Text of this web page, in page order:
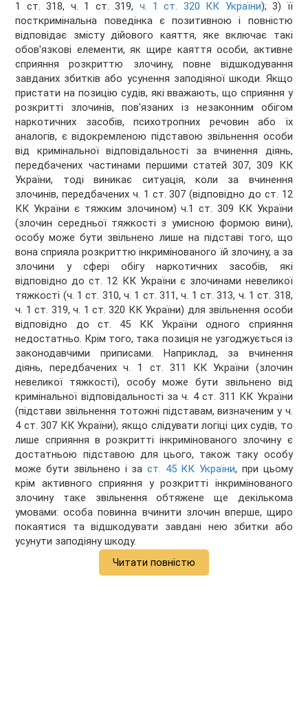
1 ст. 318, ч. 1 ст. 319, ч. 1 ст. 320 КК України); 3) її
посткримінальна поведінка є позитивною і повністю
відповідає змісту дійового каяття, яке включає такі
обов'язкові елементи, як щире каяття особи, активне
сприяння розкриттю злочину, повне відшкодування
завданих збитків або усунення заподіяної шкоди. Якщо
пристати на позицію судів, які вважають, що сприяння у
розкритті злочинів, пов'язаних із незаконним обігом
наркотичних засобів, психотропних речовин або їх
аналогів, є відокремленою підставою звільнення особи
від кримінальної відповідальності за вчинення діянь,
передбачених частинами першими статей 307, 309 КК
України, тоді виникає ситуація, коли за вчинення
злочинів, передбачених ч. 1 ст. 307 (відповідно до ст. 12
КК України є тяжким злочином) ч.1 ст. 309 КК України
(злочин середньої тяжкості з умисною формою вини),
особу може бути звільнено лише на підставі того, що
вона сприяла розкриттю інкримінованого їй злочину, а за
злочини у сфері обігу наркотичних засобів, які
відповідно до ст. 12 КК України є злочинами невеликої
тяжкості (ч. 1 ст. 310, ч. 1 ст. 311, ч. 1 ст. 313, ч. 1 ст. 318,
ч. 1 ст. 319, ч. 1 ст. 320 КК України) для звільнення особи
відповідно до ст. 45 КК України одного сприяння
недостатньо. Крім того, така позиція не узгоджується із
законодавчими приписами. Наприклад, за вчинення
діянь, передбачених ч. 1 ст. 311 КК України (злочин
невеликої тяжкості), особу може бути звільнено від
кримінальної відповідальності за ч. 4 ст. 311 КК України
(підстави звільнення тотожні підставам, визначеним у ч.
4 ст. 307 КК України), якщо слідувати логіці цих судів, то
лише сприяння в розкритті інкримінованого злочину є
достатньою підставою для цього, також таку особу
може бути звільнено і за ст. 45 КК України, при цьому
крім активного сприяння у розкритті інкримінованого
злочину таке звільнення обтяжене ще декількома
умовами: особа повинна вчинити злочин вперше, щиро
покаятися та відшкодувати завдані нею збитки або
усунути заподіяну шкоду.
Читати повністю